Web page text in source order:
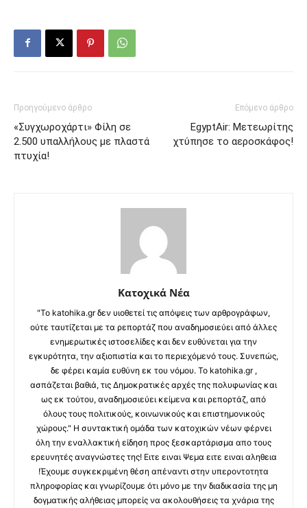
Προηγούμενο άρθρο
«Συγχωροχάρτι» Φίλη σε
2.500 υπαλλήλους με πλαστά
πτυχία!
Επόμενο άρθρο
EgyptAir: Μετεωρίτης
χτύπησε το αεροσκάφος!
Κατοχικά Νέα
"Το katohika.gr δεν υιοθετεί τις απόψεις των αρθρογράφων,
ούτε ταυτίζεται με τα ρεπορτάζ που αναδημοσιεύει από άλλες
ενημερωτικές ιστοσελίδες και δεν ευθύνεται για την
εγκυρότητα, την αξιοπιστία και το περιεχόμενό τους. Συνεπώς,
δε φέρει καμία ευθύνη εκ του νόμου. Το katohika.gr ,
ασπάζεται βαθιά, τις Δημοκρατικές αρχές της πολυφωνίας και
ως εκ τούτου, αναδημοσιεύει κείμενα και ρεπορτάζ, από
όλους τους πολιτικούς, κοινωνικούς και επιστημονικούς
χώρους." Η συντακτική ομάδα των κατοχικών νέων φέρνει
όλη την εναλλακτική είδηση προς ξεσκαρτάρισμα απο τους
ερευνητές αναγνώστες της! Ειτε ειναι Ψεμα ειτε ειναι αληθεια
!Έχουμε συγκεκριμένη θέση απέναντι στην υπεροντοτητα
πληροφορίας και γνωρίζουμε ότι μόνο με την διαδικασία της μη
δογματικής αλήθειας μπορείς να ακολουθήσεις τα χνάρια της